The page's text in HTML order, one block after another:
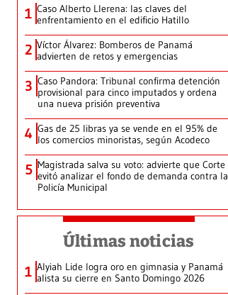
1 Caso Alberto Llerena: las claves del
enfrentamiento en el edificio Hatillo
2 Víctor Álvarez: Bomberos de Panamá
advierten de retos y emergencias
3 Caso Pandora: Tribunal confirma detención
provisional para cinco imputados y ordena
una nueva prisión preventiva
4 Gas de 25 libras ya se vende en el 95% de
los comercios minoristas, según Acodeco
5 Magistrada salva su voto: advierte que Corte
evitó analizar el fondo de demanda contra la
Policía Municipal
Últimas noticias
1 Alyiah Lide logra oro en gimnasia y Panamá
alista su cierre en Santo Domingo 2026